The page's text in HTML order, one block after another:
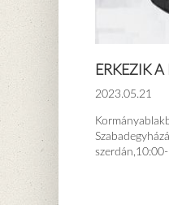
ÉRKEZIK
2023.05.21